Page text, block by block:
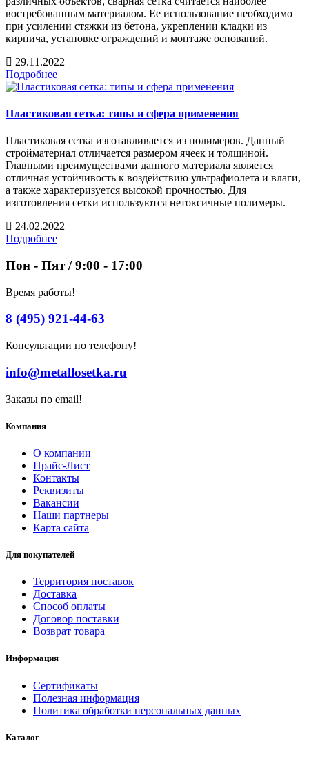
востребованным материалом. Ее использование необходимо
при усилении стяжки из бетона, укреплении кладки из
кирпича, установке ограждений и монтаже оснований.
29.11.2022
Подробнее
Пластиковая сетка: типы и сфера применения
Пластиковая сетка изготавливается из полимеров. Данный
стройматериал отличается размером ячеек и толщиной.
Главными преимуществами данного материала является
отличная устойчивость к воздействию ультрафиолета и влаги,
а также характеризуется высокой прочностью. Для
изготовления сетки используются нетоксичные полимеры.
24.02.2022
Подробнее
Пон - Пят / 9:00 - 17:00
Время работы!
8 (495) 921-44-63
Консультации по телефону!
info@metallosetka.ru
Заказы по email!
Компания
О компании
Прайс-Лист
Контакты
Реквизиты
Вакансии
Наши партнеры
Карта сайта
Для покупателей
Территория поставок
Доставка
Способ оплаты
Договор поставки
Возврат товара
Информация
Сертификаты
Полезная информация
Политика обработки персональных данных
Каталог